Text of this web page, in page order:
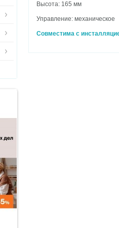
Высота: 165 мм
Управление: механическое
Совместима с